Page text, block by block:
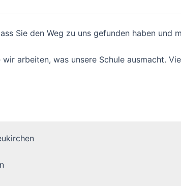
Sie den Weg zu uns gefunden haben und
arbeiten, was unsere Schule ausmacht.